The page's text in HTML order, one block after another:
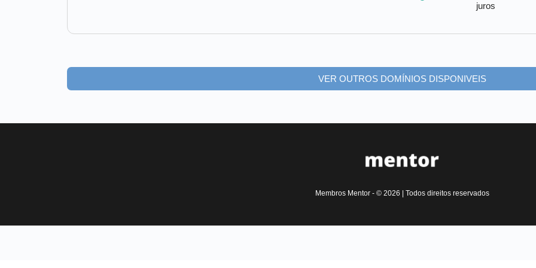
juros
VER OUTROS DOMÍNIOS DISPONIVEIS
Membros Mentor - © 2026 | Todos direitos reservados